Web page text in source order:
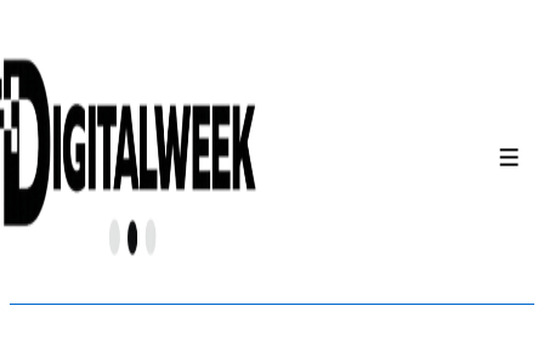
Saltar
al
contenido
principal